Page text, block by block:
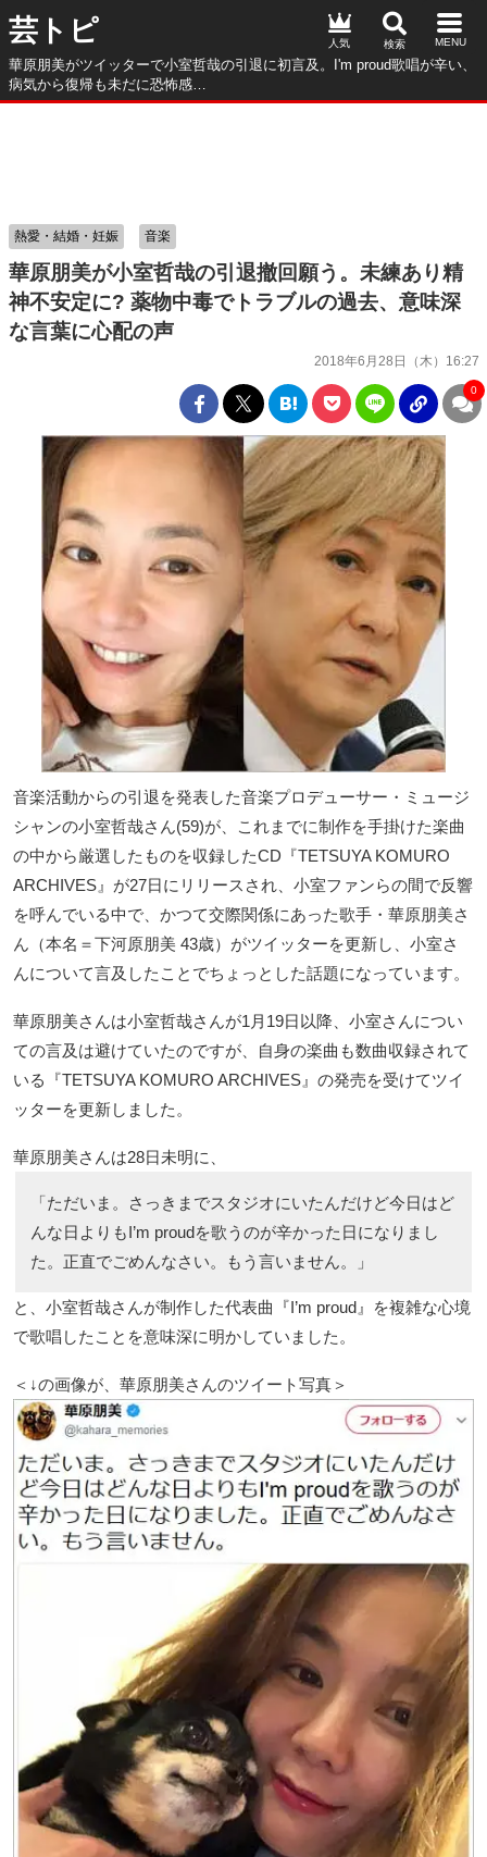
芸トピ
華原朋美がツイッターで小室哲哉の引退に初言及。I'm proud歌唱が辛い、
病気から復帰も未だに恐怖感…
人気
華原朋美が小室哲哉の引退撤回願う。未練あり精
神不安定に? 薬物中毒でトラブルの過去、意味深
な言葉に心配の声
2018年6月28日（木）16:27
熱愛・結婚・妊娠 音楽
0
音楽活動からの引退を発表した音楽プロデューサー・ミュージ
シャンの小室哲哉さん(59)が、これまでに制作を手掛けた楽曲
の中から厳選したものを収録したCD『TETSUYA KOMURO
ARCHIVES』が27日にリリースされ、小室ファンらの間で反響
を呼んでいる中で、かつて交際関係にあった歌手・華原朋美さ
ん（本名＝下河原朋美 43歳）がツイッターを更新し、小室さ
んについて言及したことでちょっとした話題になっています。
華原朋美さんは小室哲哉さんが1月19日以降、小室さんについ
ての言及は避けていたのですが、自身の楽曲も数曲収録されて
いる『TETSUYA KOMURO ARCHIVES』の発売を受けてツイ
ッターを更新しました。
華原朋美さんは28日未明に、
「ただいま。さっきまでスタジオにいたんだけど今日はど
んな日よりもI’m proudを歌うのが辛かった日になりまし
た。正直でごめんなさい。もう言いません。」
と、小室哲哉さんが制作した代表曲『I’m proud』を複雑な心境
で歌唱したことを意味深に明かしていました。
＜↓の画像が、華原朋美さんのツイート写真＞